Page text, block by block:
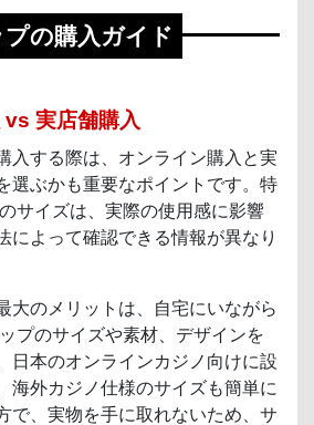
の購入ガイド
実店舗購入
入する際は、オンライン購入と実
選ぶかも重要なポイントです。特
サイズは、実際の使用感に影響
によって確認できる情報が異なり
大のメリットは、自宅にいながら
プのサイズや素材、デザインを
日本のオンラインカジノ向けに設
海外カジノ仕様のサイズも簡単に
で、実物を手に取れないため、サ